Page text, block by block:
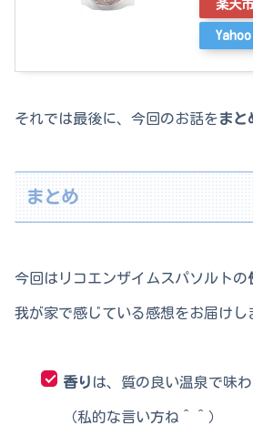
楽天
それでは最後に、今回のお話をまと
まとめ
今回はリコエンザイムスパソルトの
我が家で感じている感想をお届けし
香り は、質の良い温泉で味
（私的な言い方ね＾＾）